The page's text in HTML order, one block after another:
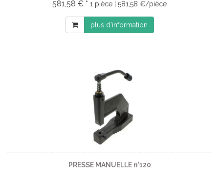
581,58 € * 1 pièce | 581,58 €/pièce
plus d'information
PRESSE MANUELLE n°120